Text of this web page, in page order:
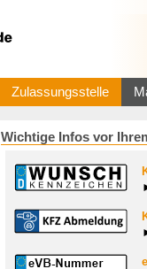
Zulassungsstelle
Wichtige Infos vor